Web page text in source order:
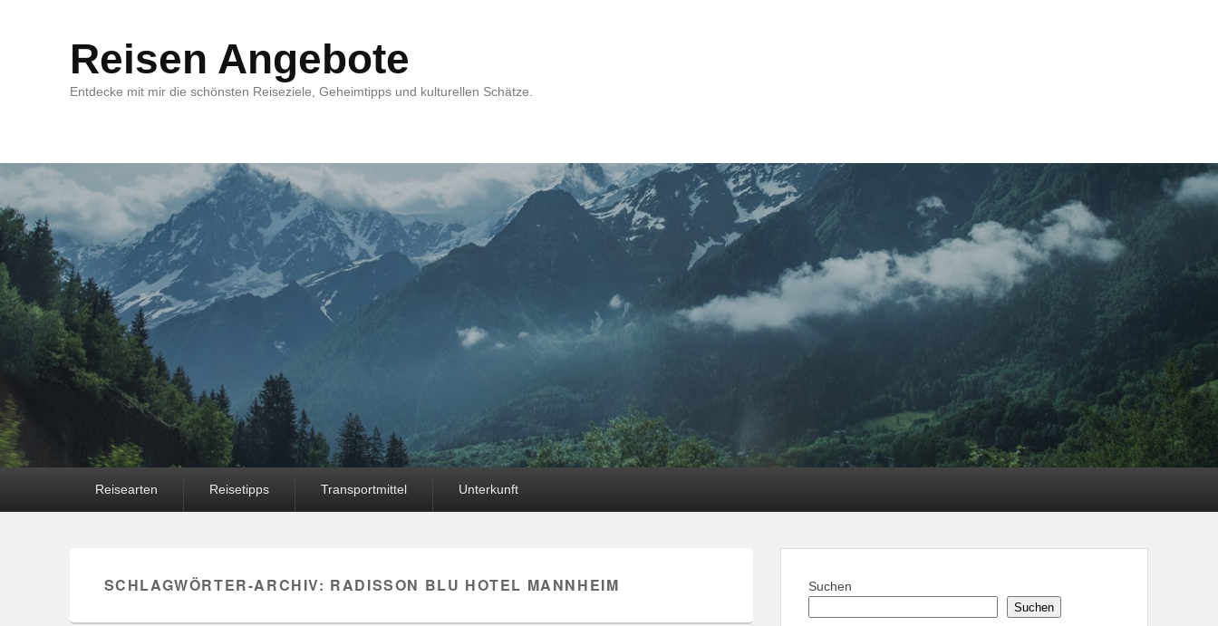
Reisen Angebote
Entdecke mit mir die schönsten Reiseziele, Geheimtipps und kulturellen Schätze.
Reisearten Reisetipps Transportmittel Unterkunft
SCHLAGWÖRTER-ARCHIV: RADISSON BLU HOTEL MANNHEIM Suchen
Suchen